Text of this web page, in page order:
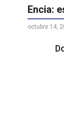
Encia:
octubre 14,